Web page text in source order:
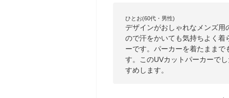
ひとお(60代・男性)
デザインがおしゃれなメンズ用
ので汗をかいても気持ちよく
ーです。パーカーを着たまま
す。このUVカットパーカーで
すめします。